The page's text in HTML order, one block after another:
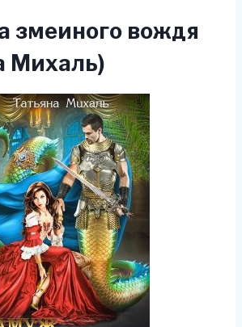
змеиного вождя
Михаль)